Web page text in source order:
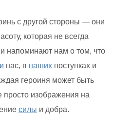
с другой стороны — они
которая не всегда
напоминают нам о том, что
нас, в наших поступках и
героиня может быть
просто изображения на
силы и добра.